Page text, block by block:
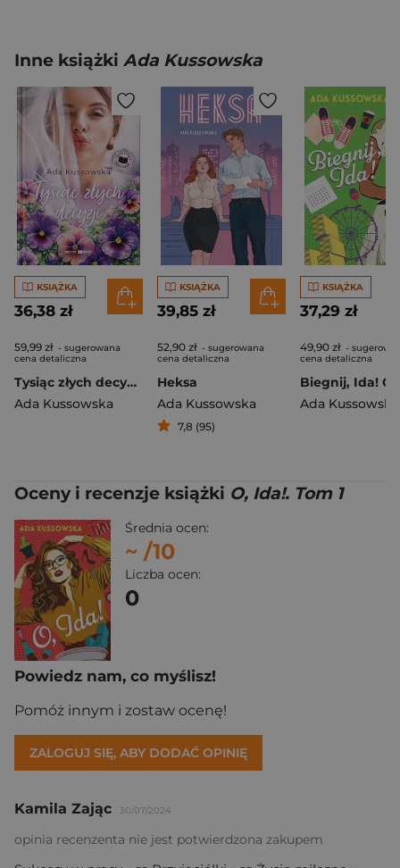
Inne książki Ada Kussowska
KSIĄŻKA
36,38 zł
59,99 zł - sugerowana
cena detaliczna
Tysiąc złych decyzji. Duże Litery
Ada Kussowska
KSIĄŻKA
39,85 zł
52,90 zł - sugerowana
cena detaliczna
Heksa
Ada Kussowska
7,8 (95)
KSIĄŻKA
37,29 zł
49,90 zł -
cena detaliczna
Ada Kussowska
Oceny i recenzje książki O, Ida!. Tom 1
Średnia ocen:
~ /10
Liczba ocen:
0
Powiedz nam, co myślisz!
Pomóż innym i zostaw ocenę!
ZALOGUJ SIĘ, ABY DODAĆ OPINIĘ
Kamila Zając 30/07/2024
opinia recenzenta nie jest potwierdzona zakupem